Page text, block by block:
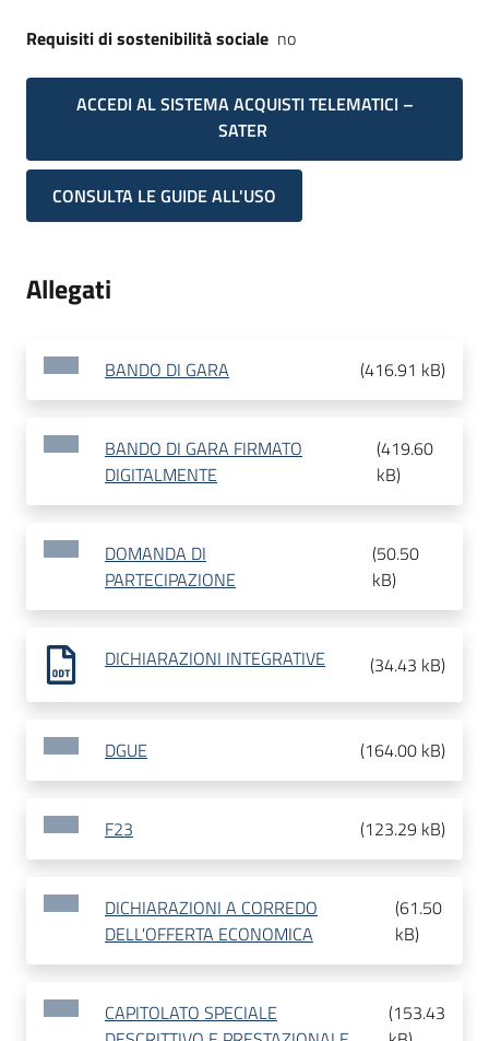
Requisiti di sostenibilità sociale no
ACCEDI AL SISTEMA ACQUISTI TELEMATICI –
SATER
CONSULTA LE GUIDE ALL'USO
Allegati
BANDO DI GARA (416.91 kB)
BANDO DI GARA FIRMATO
DIGITALMENTE
(419.60
kB)
DOMANDA DI
PARTECIPAZIONE
(50.50
kB)
DICHIARAZIONI INTEGRATIVE (34.43 kB)
DGUE (164.00 kB)
F23 (123.29 kB)
DICHIARAZIONI A CORREDO
DELL'OFFERTA ECONOMICA
(61.50
kB)
CAPITOLATO SPECIALE
(153.43